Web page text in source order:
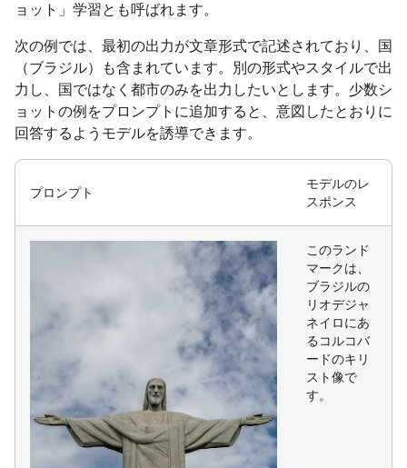
ョット」学習とも呼ばれます。
次の例では、最初の出力が文章形式で記述されており、国
（ブラジル）も含まれています。別の形式やスタイルで出
力し、国ではなく都市のみを出力したいとします。少数シ
ョットの例をプロンプトに追加すると、意図したとおりに
回答するようモデルを誘導できます。
プロンプト
モデルのレ
スポンス
このランド
マークは、
ブラジルの
リオデジャ
ネイロにあ
るコルコバ
ードのキリ
スト像で
す。